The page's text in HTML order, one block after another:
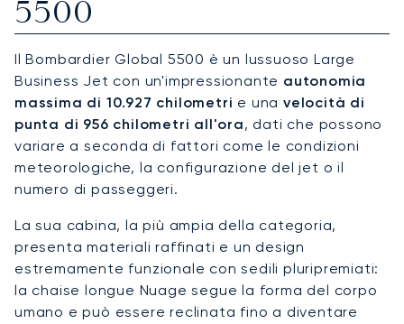
5500
Il Bombardier Global 5500 è un lussuoso Large
Business Jet con un'impressionante autonomia
massima di 10.927 chilometri e unavelocità di
punta di 956 chilometri all'ora, dati che possono
variare a seconda di fattori come le condizioni
meteorologiche, la configurazione del jet o il
numero di passeggeri.
La sua cabina, la più ampia della categoria,
presenta materiali raffinati e un design
estremamente funzionale con sedili pluripremiati:
la chaise longue Nuage segue la forma del corpo
umano e può essere reclinata fino a diventare